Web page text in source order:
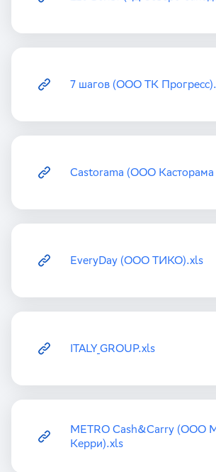
7 шагов (ООО ТК
Castorama (ООО
EveryDay (ООО ТИКО).xls
ITALY_GROUP.xls
METRO Cash&Carry‎ (ООО
Керри).xls